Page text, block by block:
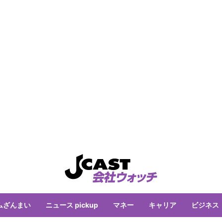
ざんまい ニュース pickup マネー キャリア ビジネス